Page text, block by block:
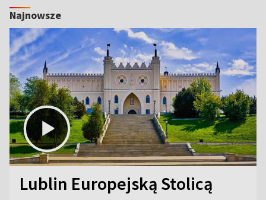
Najnowsze
Lublin Europejską Stolicą